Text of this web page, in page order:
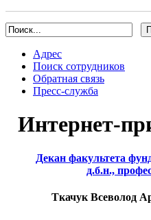
Адрес
Поиск сотрудников
Обратная связь
Пресс-служба
Интернет-
Декан факультета
д.б.н.,
Ткачук Всеволод